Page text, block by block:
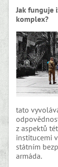
Jak funguje
komplex?
tato
z aspektů
institucemi
státním
armáda.